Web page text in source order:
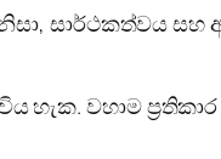
සාර්ථකත්වය සහ
හැක. වහාම